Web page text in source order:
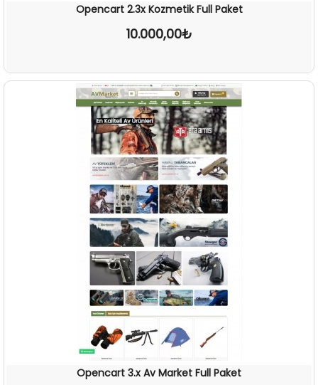
Opencart 2.3x Kozmetik Full Paket
10.000,00₺
Opencart 3.x Av Market Full Paket